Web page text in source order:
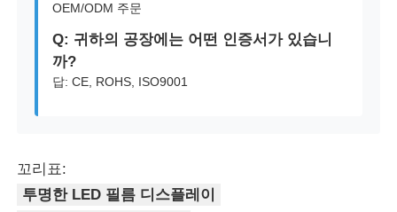
OEM/ODM 주문
Q: 귀하의 공장에는 어떤 인증서가 있습니
까?
답: CE, ROHS, ISO9001
꼬리표:
투명한 LED 필름 디스플레이